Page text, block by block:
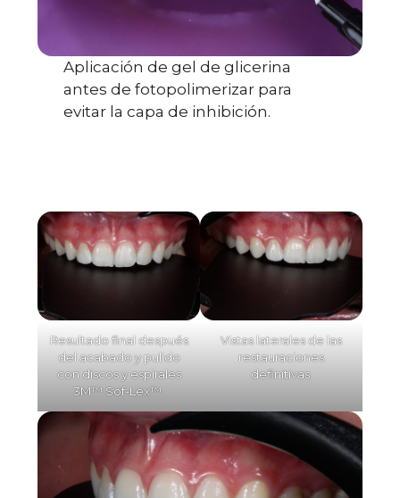
Aplicación de gel de glicerina
antes de fotopolimerizar para
evitar la capa de inhibición.
Resultado final después
del acabado y pulido
con discos y espirales
3M™ Sof-Lex™.
Vistas laterales de las
restauraciones
definitivas.